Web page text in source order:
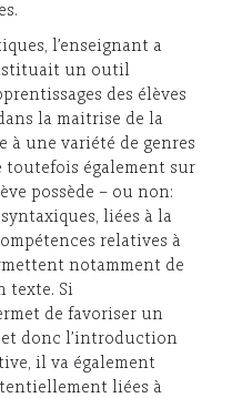
l’enseignant a
un outil
des élèves
la maitrise de la
à une variété de genres
toutefois également sur
possède – ou non:
liées à la
relatives à
notamment de
texte. Si
de favoriser un
donc l’introduction
il va également
liées à